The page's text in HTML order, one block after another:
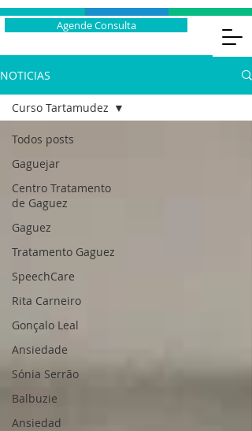
Agende Consulta
NOTICIAS
Todos posts
Gaguejar
Centro Tratamento
de Gaguez
Gaguez
Tratamento Gaguez
SpeechCare
Rita Carneiro
Gonçalo Leal
Ansiedade
Sónia Serrão
Balbuzie
Ansiedad
Curso Tartamudez